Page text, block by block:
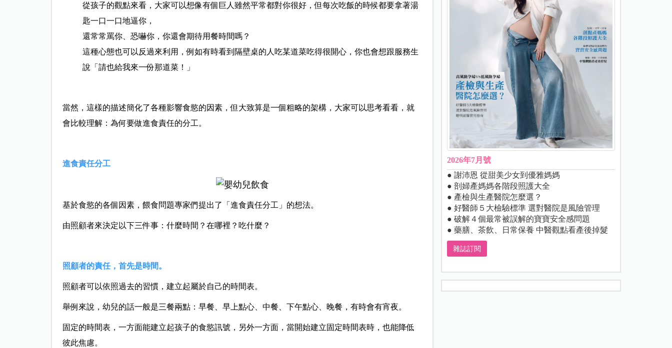
從孩子的觀點來看，大家可以想像有個巨人雖然平常都對你很好，但每次吃飯的時候都要拿著湯
匙一口一口地逼你，
還常常罵你、恐嚇你，你還會期待用餐時間嗎？
這種心態也可以反過來利用，例如有時看到隔壁桌的人吃某道菜吃得很開心，你也會想跟服務生
說「請也給我來一份那道菜！」
當然，這樣的描述簡化了各種影響食慾的因素，但大致算是一個粗略的架構，大家可以思考看看，就
會比較理解：為何要做進食責任的分工。
進食責任分工
基於食慾的各個因素，餵食問題專家們提出了「進食責任分工」的想法。
由照顧者來決定以下三件事：什麼時間？在哪裡？吃什麼？
照顧者的責任，首先是時間。
照顧者可以依照過去的習慣，建立起屬於自己的時間表。
舉例來說，幼兒的話一般是三餐兩點：早餐、早上點心、中餐、下午點心、晚餐，有時會有宵夜。
固定的時間表，一方面能建立起孩子的食慾訊號，另外一方面，當開始建立固定時間表時，也能降低
彼此焦慮。
2026年7月號
● 謝沛恩 從甜美少女到優雅媽媽
● 剖婦產媽媽各階段照護大全
● 產檢與生產醫院怎麼選？
● 好醫師５大檢驗標準 選對醫院是風險管理
● 破解４個最常被誤解的寶寶安全感問題
● 藥膳、茶飲、日常保養 中醫觀點看產後掉髮
雜誌訂閱